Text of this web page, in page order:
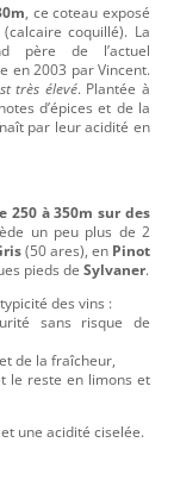
, ce coteau exposé
coquillé). La
père de l’actuel
en 2003 par Vincent.
très élevé. Plantée à
d’épices et de la
par leur acidité en
250 à 350m sur des
un peu plus de 2
(50 ares), en Pinot
pieds de Sylvaner.
des vins :
sans risque de
de la fraîcheur,
le reste en limons et
une acidité ciselée.